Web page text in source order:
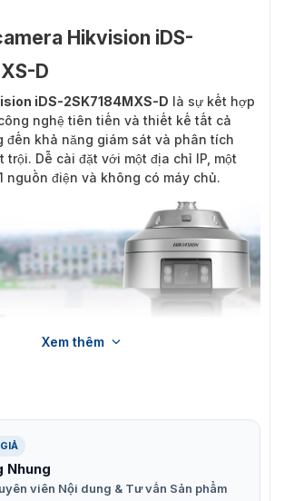
Hikvision iDS-
D
iDS-2SK7184MXS-D là sự kết hợp
nghệ tiên tiến và thiết kế tất cả
đến khả năng giám sát và phân tích
Dễ cài đặt với một địa chỉ IP, một
nguồn điện và không có máy chủ.
PTZ Hikvision iDS-2SK7184MXS-D
tích hợp nhiều thuật toán học sâu để
cầu phức tạp của nhiều cảnh quan
Xem thêm
Nhung
viên Nội dung & Tư vấn Sản phẩm